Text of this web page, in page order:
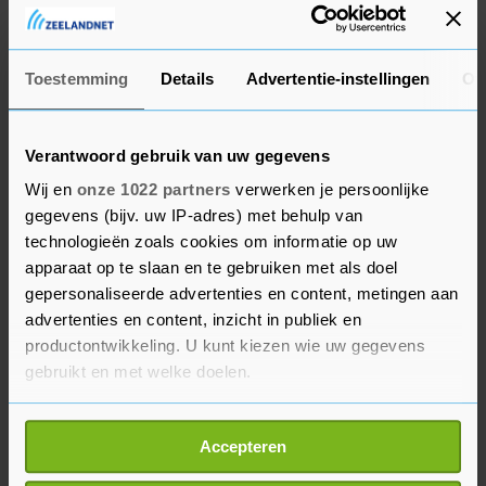
Toestemming Details Advertentie-instellingen
Verantwoord gebruik van uw gegevens
Wij en onze 1022 partners verwerken je persoonlijke
gegevens (bijv. uw IP-adres) met behulp van
technologieën zoals cookies om informatie op uw
apparaat op te slaan en te gebruiken met als doel
gepersonaliseerde advertenties en content, metingen aan
advertenties en content, inzicht in publiek en
productontwikkeling. U kunt kiezen wie uw gegevens
gebruikt en met welke doelen.
Als u het toestaat, willen we ook graag:
Informatie verzamelen over uw geografische
locatie, die tot een paar meter nauwkeurig kan zijn
Accepteren
ontregeld autonoom zenuwstelsel. Mede doordat
de gezondheidsproblemen zo divers zijn,
ontbreekt het volgens de patiëntengroep vaak
aan een goede diagnose.
Patiënten met long Covid zijn vaak "niet of
nauwelijks meer in staat om te werken, kunnen
niet meer voor hun kinderen zorgen, hun sociale
leven komt tot stilstand, en zelfs de basistaken in
huis zijn soms te zwaar", aldus de
belangenorganisatie.
Hoeveel Nederlanders precies aan langdurige
klachten lijden na een coronabesmetting is niet
bekend. De patiëntengroep schat het op basis van
Brits onderzoek op ongeveer 1,4 procent van de